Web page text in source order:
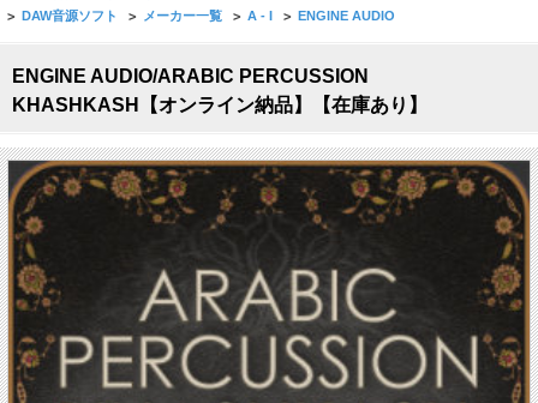
> DAW音源ソフト > メーカー一覧 > A - I > ENGINE AUDIO
ENGINE AUDIO/ARABIC PERCUSSION
KHASHKASH【オンライン納品】【在庫あり】